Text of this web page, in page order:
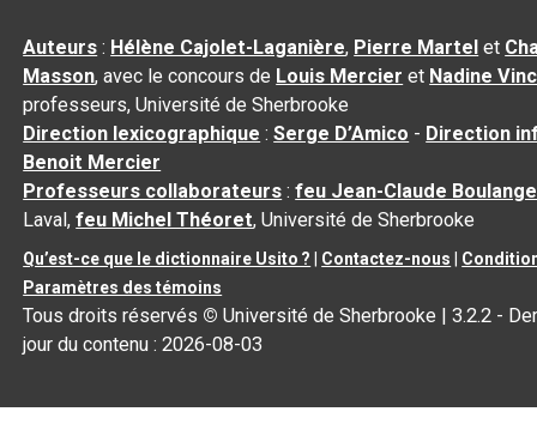
Auteurs : Hélène Cajolet-Laganière, Pierre Martel et
Masson, avec le concours de Louis Mercier et Nadine
professeurs, Université de Sherbrooke
Direction lexicographique :Serge D’Amico - Direction
Benoit Mercier
Professeurs collaborateurs :feu Jean-Claude
Laval,feu Michel Théoret, Université de Sherbrooke
Qu’est-ce que le dictionnaire Usito ? Contactez-nous
Paramètres des témoins
Tous droits réservés © Université de Sherbrooke |3.2.2 -
jour du contenu :2026-08-03